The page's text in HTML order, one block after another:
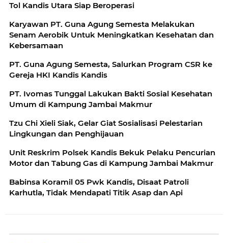
Tol Kandis Utara Siap Beroperasi
‎Karyawan PT. Guna Agung Semesta Melakukan
Senam Aerobik Untuk Meningkatkan Kesehatan dan
Kebersamaan
PT. Guna Agung Semesta, Salurkan Program CSR ke
Gereja HKI Kandis Kandis
‎PT. Ivomas Tunggal Lakukan Bakti Sosial Kesehatan
Umum di Kampung Jambai Makmur
‎Tzu Chi Xieli Siak, Gelar Giat Sosialisasi Pelestarian
Lingkungan dan Penghijauan
Unit Reskrim Polsek Kandis Bekuk Pelaku Pencurian
Motor dan Tabung Gas di Kampung Jambai Makmur
Babinsa Koramil 05 Pwk Kandis, Disaat Patroli
Karhutla, Tidak Mendapati Titik Asap dan Api